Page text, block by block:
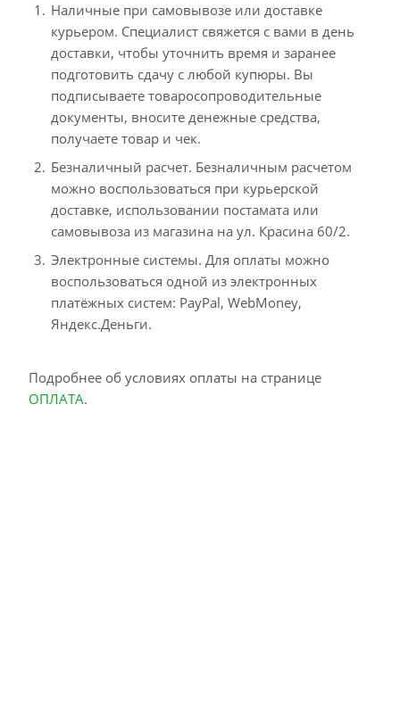
Наличные при самовывозе или доставке
курьером. Специалист свяжется с вами в день
доставки, чтобы уточнить время и заранее
подготовить сдачу с любой купюры. Вы
подписываете товаросопроводительные
документы, вносите денежные средства,
получаете товар и чек.
Безналичный расчет. Безналичным расчетом
можно воспользоваться при курьерской
доставке, использовании постамата или
самовывоза из магазина на ул. Красина 60/2.
Электронные системы. Для оплаты можно
воспользоваться одной из электронных
платёжных систем: PayPal, WebMoney,
Яндекс.Деньги.
Подробнее об условиях оплаты на странице
ОПЛАТА.